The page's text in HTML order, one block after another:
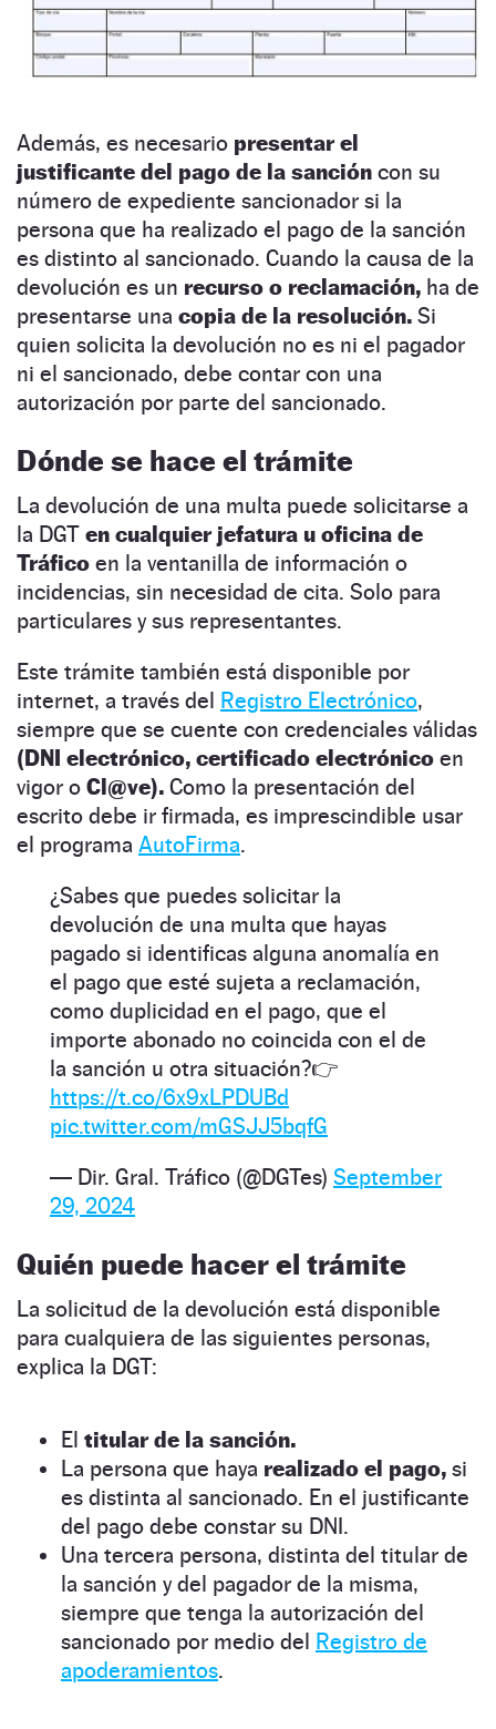
Además, es necesario presentar el
justificante del pago de la sanción con su
número de expediente sancionador si la
persona que ha realizado el pago de la sanción
es distinto al sancionado. Cuando la causa de la
devolución es un recurso o reclamación, ha de
presentarse una copia de la resolución. Si
quien solicita la devolución no es ni el pagador
ni el sancionado, debe contar con una
autorización por parte del sancionado.
Dónde se hace el trámite
La devolución de una multa puede solicitarse a
la DGT en cualquier jefatura u oficina de
Tráfico en la ventanilla de información o
incidencias, sin necesidad de cita. Solo para
particulares y sus representantes.
Este trámite también está disponible por
internet, a través del Registro Electrónico,
siempre que se cuente con credenciales válidas
(DNI electrónico, certificado electrónico en
vigor o Cl@ve). Como la presentación del
escrito debe ir firmada, es imprescindible usar
el programa AutoFirma.
¿Sabes que puedes solicitar la
devolución de una multa que hayas
pagado si identificas alguna anomalía en
el pago que esté sujeta a reclamación,
como duplicidad en el pago, que el
importe abonado no coincida con el de
la sanción u otra situación?👉
https://t.co/6x9xLPDUBd
pic.twitter.com/mGSJJ5bqfG
— Dir. Gral. Tráfico (@DGTes) September
29, 2024
Quién puede hacer el trámite
La solicitud de la devolución está disponible
para cualquiera de las siguientes personas,
explica la DGT:
El titular de la sanción.
La persona que haya realizado el pago, si
es distinta al sancionado. En el justificante
del pago debe constar su DNI.
Una tercera persona, distinta del titular de
la sanción y del pagador de la misma,
siempre que tenga la autorización del
sancionado por medio del Registro de
apoderamientos.